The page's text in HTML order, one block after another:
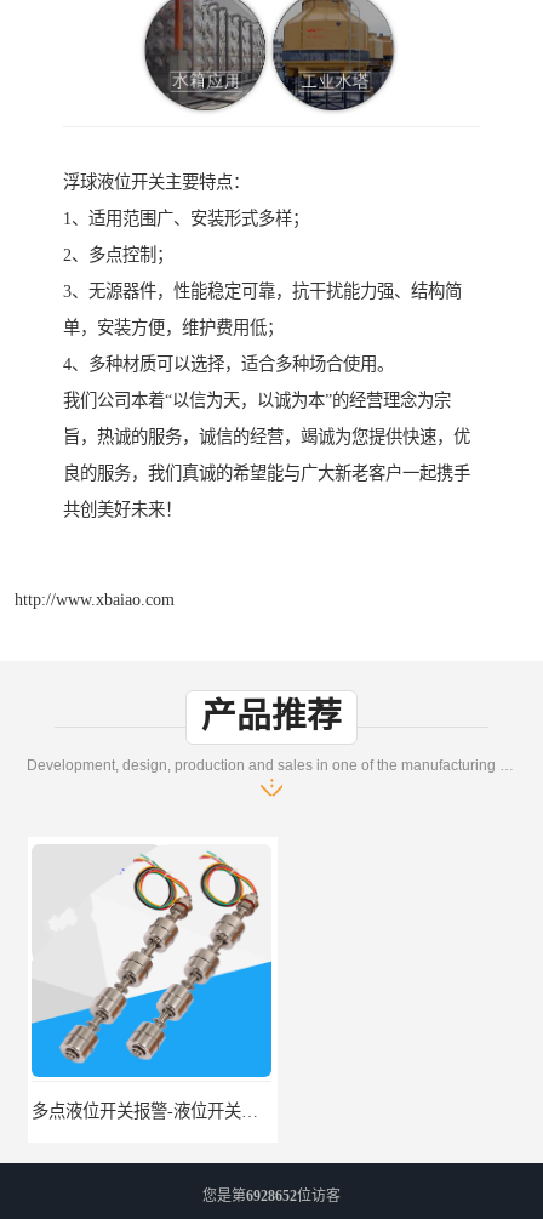
浮球液位开关主要特点：
1、适用范围广、安装形式多样；
2、多点控制；
3、无源器件，性能稳定可靠，抗干扰能力强、结构简
单，安装方便，维护费用低；
4、多种材质可以选择，适合多种场合使用。
我们公司本着“以信为天，以诚为本”的经营理念为宗
旨，热诚的服务，诚信的经营，竭诚为您提供快速，优
良的服务，我们真诚的希望能与广大新老客户一起携手
共创美好未来！
http://www.xbaiao.com
产品推荐
Development, design, production and sales in one of the manufacturing enterprises
多点液位开关报警-液位开关公司-柏奥
您是第6928652位访客